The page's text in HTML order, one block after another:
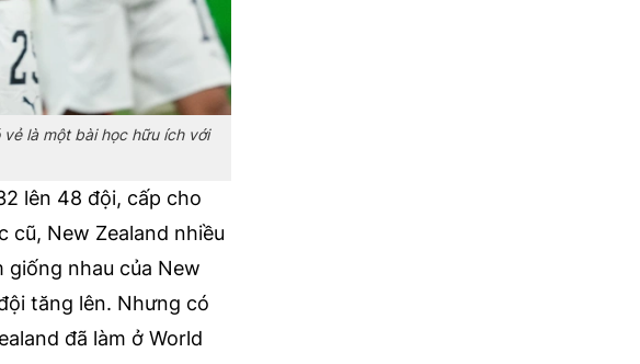
là một bài học hữu ích với
lên 48 đội, cấp cho
cũ, New Zealand nhiều
nhau của New
tăng lên. Nhưng có
đã làm ở World